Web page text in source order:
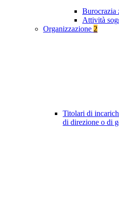
Burocrazia
Attività
Organizzazione 2
Titolari di
di direzione o di